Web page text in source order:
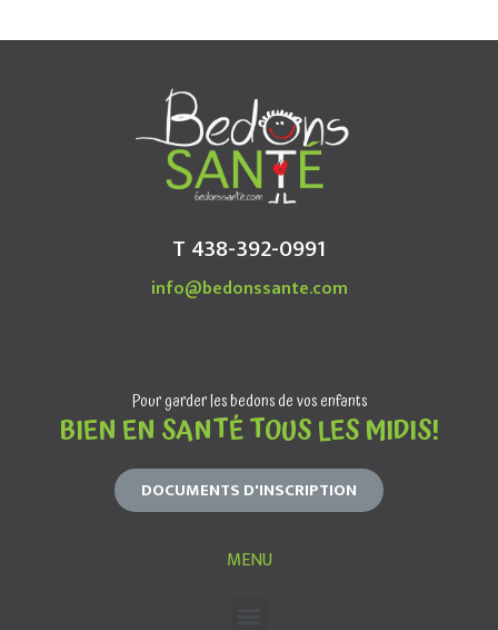
T 438-392-0991
info@bedonssante.com
Pour garder les bedons de vos enfants
BIEN EN SANTÉ TOUS LES MIDIS!
DOCUMENTS D'INSCRIPTION
MENU